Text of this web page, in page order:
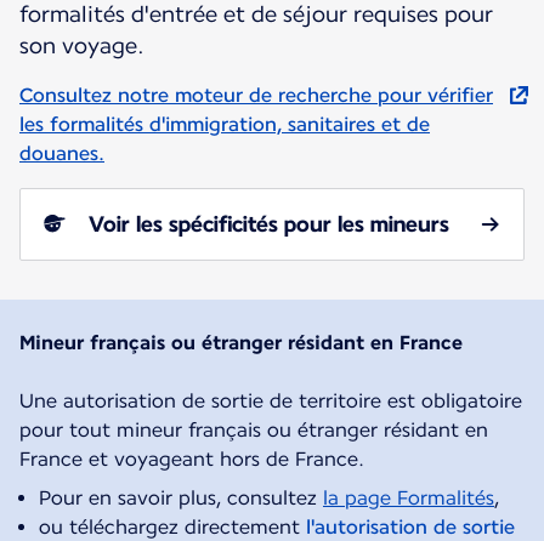
formalités d'entrée et de séjour requises pour
son voyage.
Consultez notre moteur de recherche pour vérifier
les formalités d'immigration, sanitaires et de
douanes.
Voir les spécificités pour les mineurs
Mineur français ou étranger résidant en France
Une autorisation de sortie de territoire est obligatoire
pour tout mineur français ou étranger résidant en
Pour en savoir plus, consultez la page Formalités,
ou téléchargez directement l'autorisation de sortie